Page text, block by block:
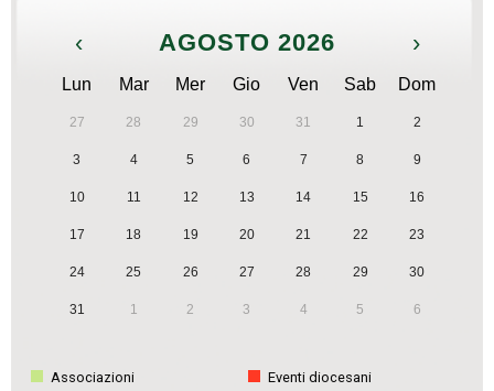
‹ AGOSTO 2026 ›
Lun Mar Mer Gio Ven Sab Dom
27 28 29 30 31 1 2
3 4 5 6 7 8 9
10 11 12 13 14 15 16
17 18 19 20 21 22 23
24 25 26 27 28 29 30
31 1 2 3 4 5 6
Associazioni
Eventi diocesani